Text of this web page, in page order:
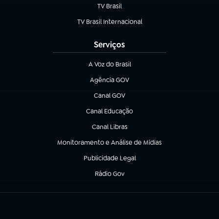
TV Brasil
(abre em nova aba)
TV Brasil Internacional
(abre em nova aba)
Serviços
A Voz do Brasil
(abre em nova aba)
Agência GOV
(abre em nova aba)
Canal GOV
(abre em nova aba)
Canal Educação
(abre em nova aba)
Canal Libras
(abre em nova aba)
Monitoramento e Análise de Mídias
(abre em nova aba)
Publicidade Legal
(abre em nova aba)
Rádio Gov
(abre em nova aba)